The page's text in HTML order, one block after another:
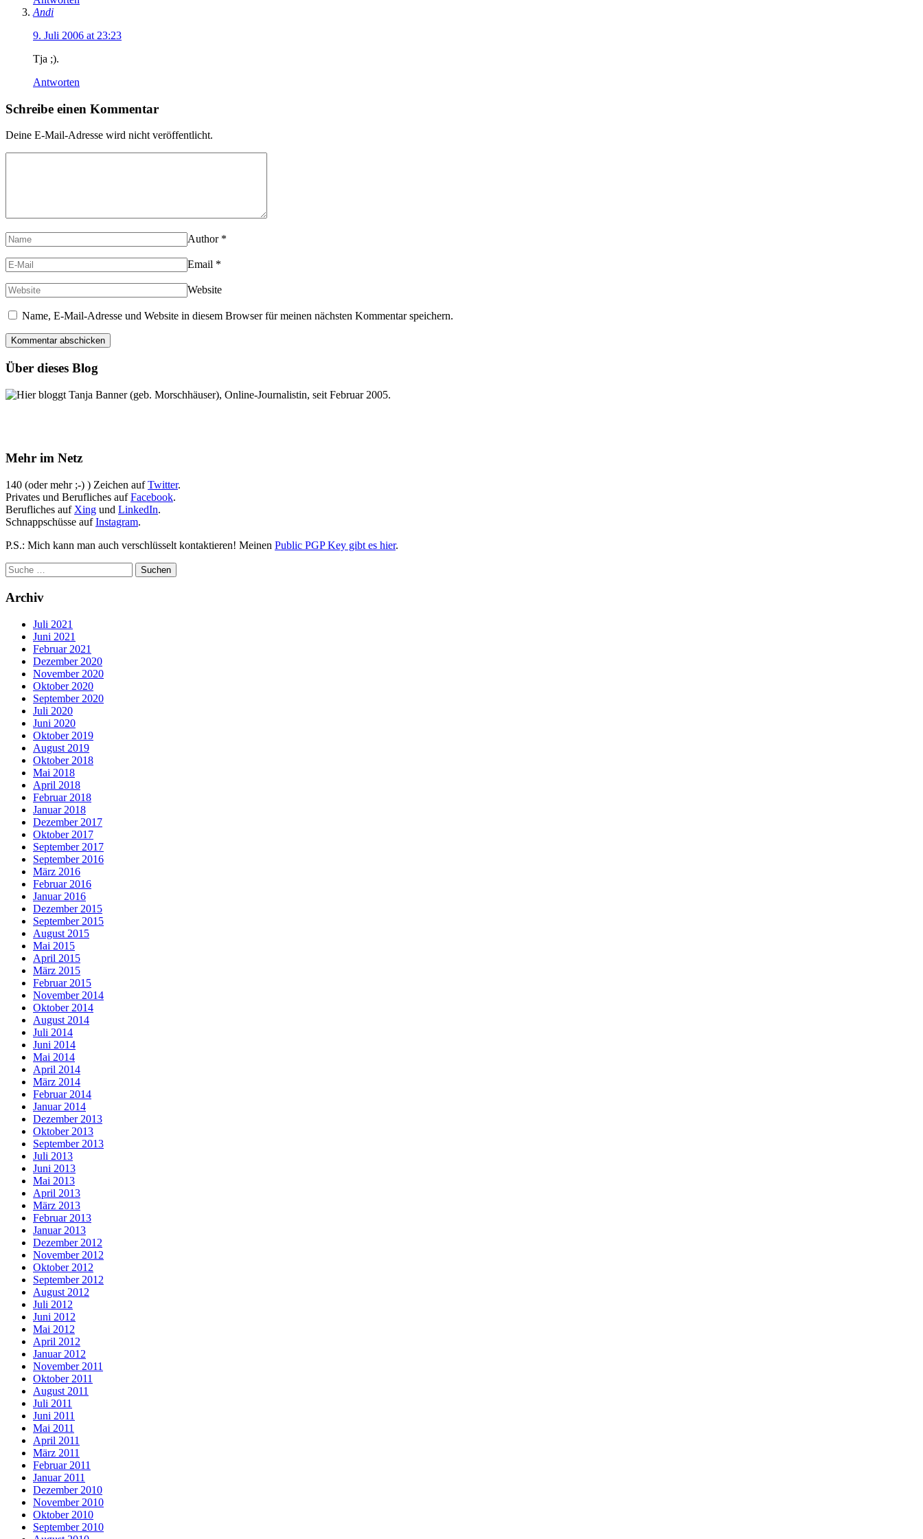
Andi
9. Juli 2006 at 23:23
Tja ;).
Antworten
Schreibe einen Kommentar
Deine E-Mail-Adresse wird nicht veröffentlicht.
Author *
Email *
Website
Name, E-Mail-Adresse und Website in diesem Browser für meinen nächsten Kommentar speichern.
Über dieses Blog
Hier bloggt Tanja Banner (geb. Morschhäuser), Online-Journalistin, seit Februar 2005.
Mehr im Netz
140 (oder mehr ;-) ) Zeichen aufTwitter.
Privates und Berufliches aufFacebook.
Berufliches auf Xing und LinkedIn.
Schnappschüsse aufInstagram.
P.S.: Mich kann man auch verschlüsselt kontaktieren! Meinen Public PGP Key gibt es hier.
Archiv
Juli 2021
Juni 2021
Februar 2021
Dezember 2020
November 2020
Oktober 2020
September 2020
Juli 2020
Juni 2020
Oktober 2019
August 2019
Oktober 2018
Mai 2018
April 2018
Februar 2018
Januar 2018
Dezember 2017
Oktober 2017
September 2017
September 2016
März 2016
Februar 2016
Januar 2016
Dezember 2015
September 2015
August 2015
Mai 2015
April 2015
März 2015
Februar 2015
November 2014
Oktober 2014
August 2014
Juli 2014
Juni 2014
Mai 2014
April 2014
März 2014
Februar 2014
Januar 2014
Dezember 2013
Oktober 2013
September 2013
Juli 2013
Juni 2013
Mai 2013
April 2013
März 2013
Februar 2013
Januar 2013
Dezember 2012
November 2012
Oktober 2012
September 2012
August 2012
Juli 2012
Juni 2012
Mai 2012
April 2012
Januar 2012
November 2011
Oktober 2011
August 2011
Juli 2011
Juni 2011
Mai 2011
April 2011
März 2011
Februar 2011
Januar 2011
Dezember 2010
November 2010
Oktober 2010
September 2010